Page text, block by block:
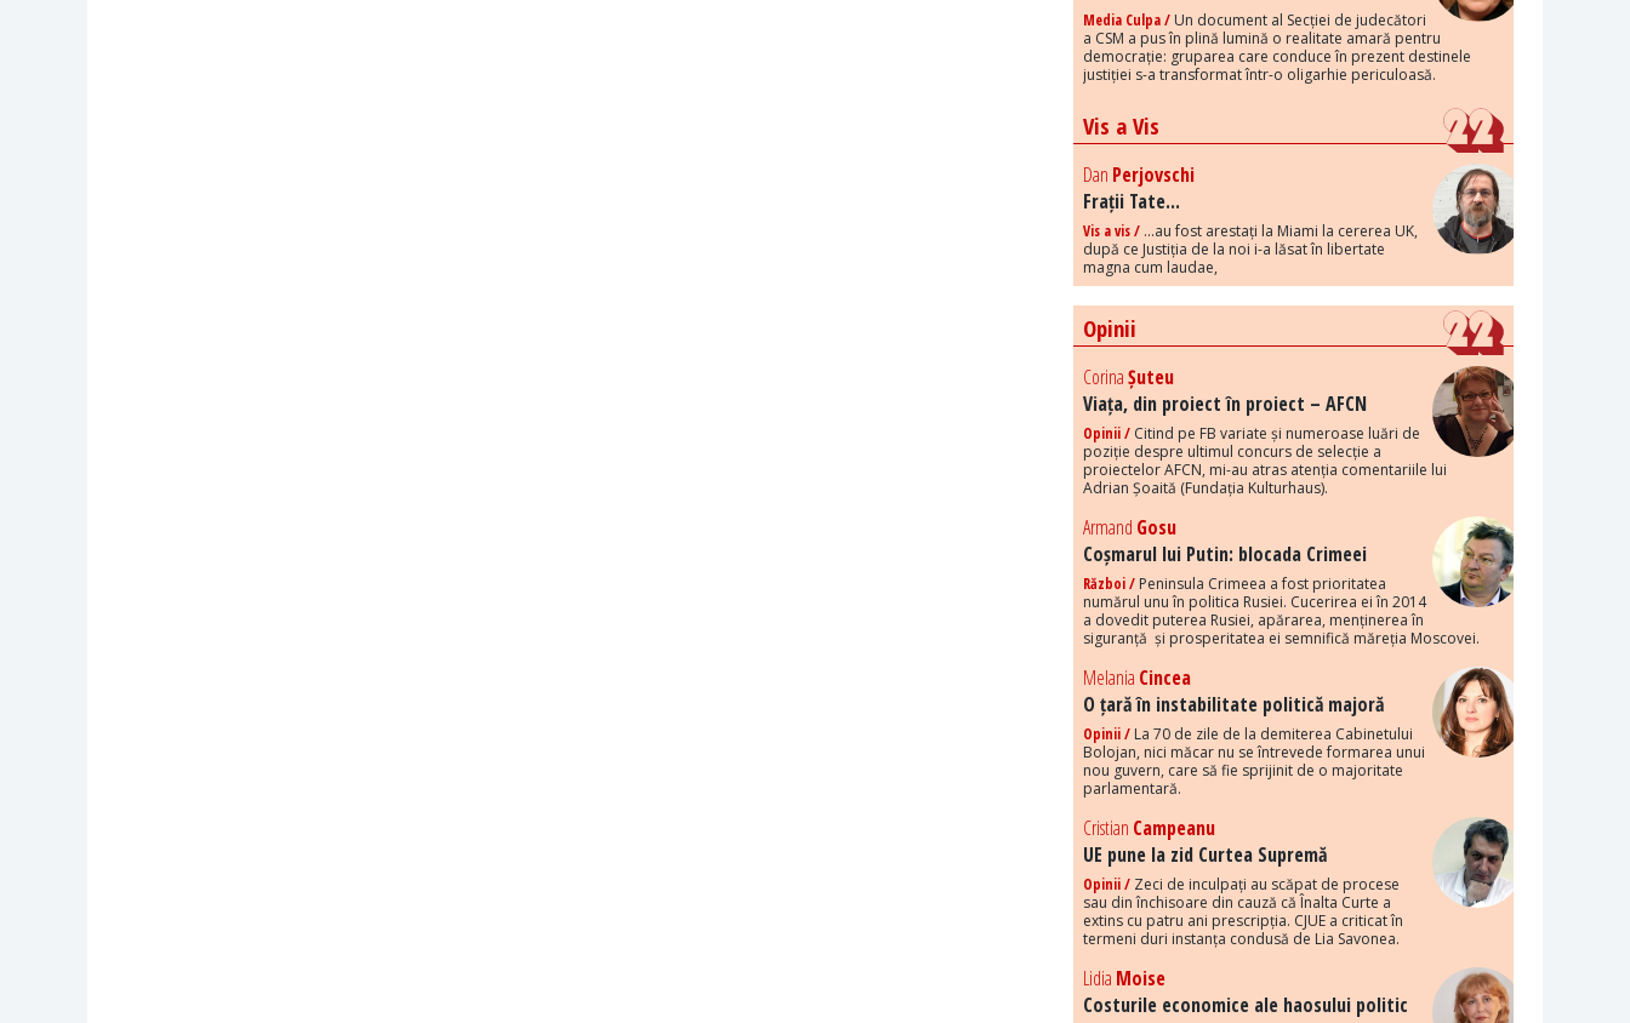
Media Culpa / Un document al Secției de judecători
a CSM a pus în plină lumină o realitate amară pentru
democrație: gruparea care conduce în prezent destinele
justiției s-a transformat într-o oligarhie periculoasă.
Vis a Vis
Dan Perjovschi
Frații Tate...
Vis a vis / ...au fost arestați la Miami la cererea UK,
după ce Justiția de la noi i-a lăsat în libertate
magna cum laudae,
Opinii
CorinaȘuteu
Viața, din proiect în proiect – AFCN
Opinii / Citind pe FB variate și numeroase luări de
poziție despre ultimul concurs de selecție a
proiectelor AFCN, mi-au atras atenția comentariile lui
Adrian Șoaită (Fundația Kulturhaus).
Armand Gosu
Coșmarul lui Putin: blocada Crimeei
Război / Peninsula Crimeea a fost prioritatea
numărul unu în politica Rusiei. Cucerirea ei în 2014
a dovedit puterea Rusiei, apărarea, menținerea în
siguranță și prosperitatea ei semnifică măreția Moscovei.
Melania Cincea
O țară în instabilitate politică majoră
Opinii / La 70 de zile de la demiterea Cabinetului
Bolojan, nici măcar nu se întrevede formarea unui
nou guvern, care să fie sprijinit de o majoritate
parlamentară.
Cristian Campeanu
UE pune la zid Curtea Supremă
Opinii / Zeci de inculpați au scăpat de procese
sau din închisoare din cauză că Înalta Curte a
extins cu patru ani prescripția. CJUE a criticat în
termeni duri instanța condusă de Lia Savonea.
Lidia Moise
Costurile economice ale haosului politic